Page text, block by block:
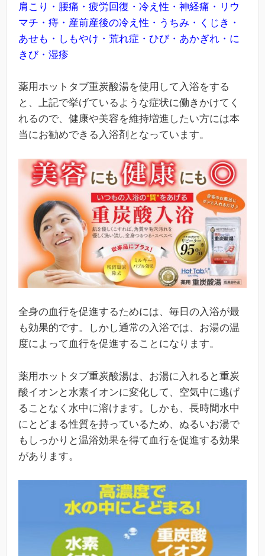
肩こり・腰痛・疲労回復・冷え性・神経痛・リウ
マチ・痔・産前産後の冷え性・うちみ・くじき・
あせも・しもやけ・荒れ症・ひび・あかぎれ・に
きび・湿疹
薬用ホットタブ重炭酸湯を使用して入浴をする
と、上記で挙げているような症状に働きかけてく
れるので、健康や美容を維持増進したい方には本
当にお勧めできる入浴剤となっています。
全身の血行を促進するためには、毎日の入浴が最
も効果的です。しかし通常の入浴では、お湯の温
度によって血行を促進することになります。
薬用ホットタブ重炭酸湯は、お湯に入れると重炭
酸イオンと水素イオンに変化して、空気中に逃げ
ることなく水中に溶けます。しかも、長時間水中
にとどまる性質を持っているため、ぬるいお湯で
もしっかりと温浴効果を得て血行を促進する効果
があります。